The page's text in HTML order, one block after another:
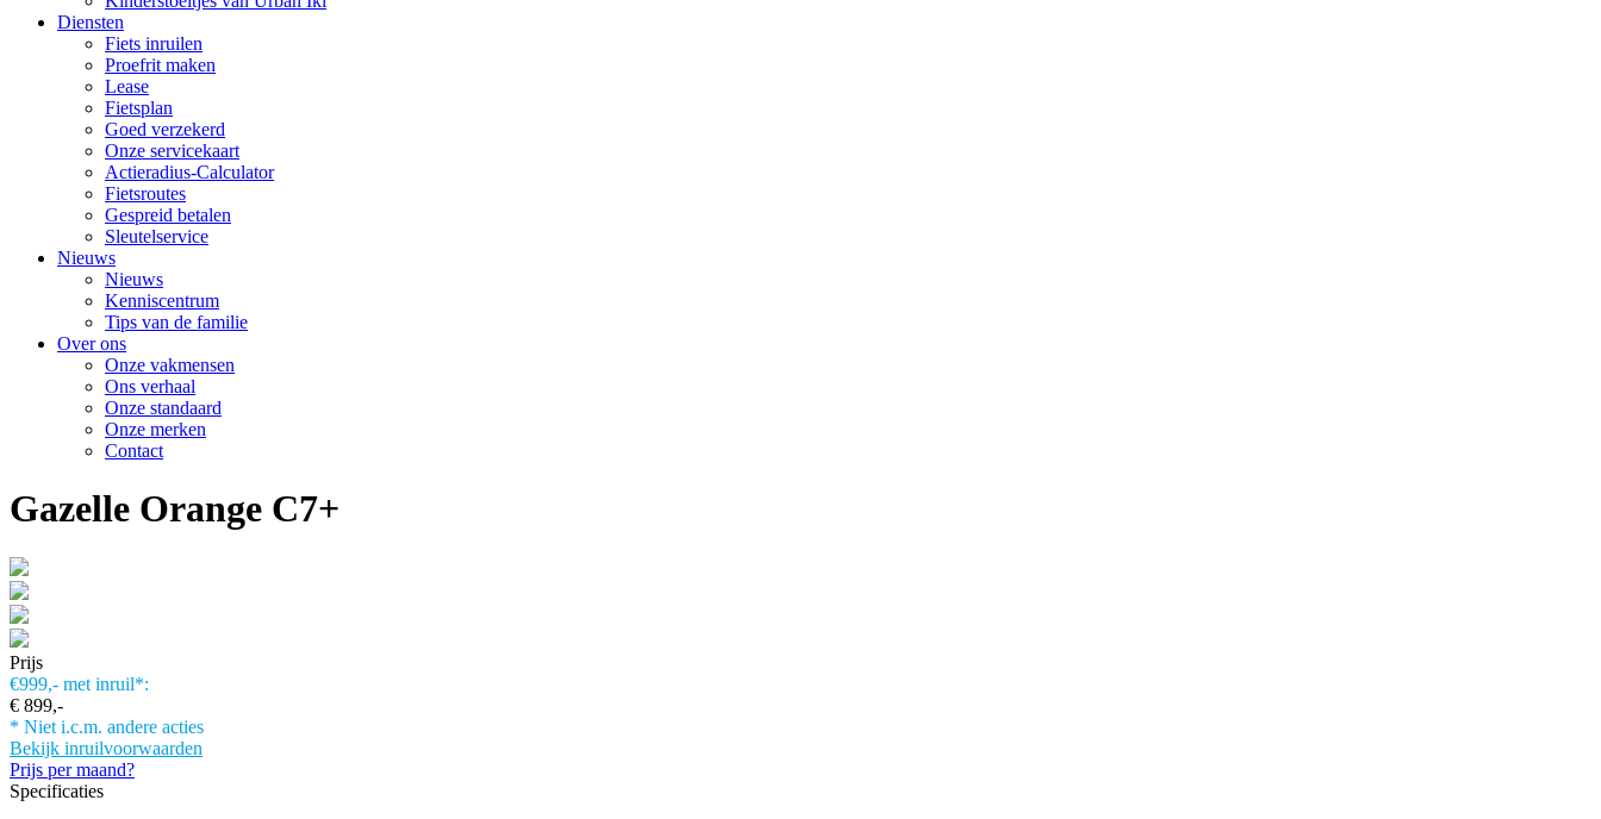
Diensten
Fiets inruilen
Proefrit maken
Lease
Fietsplan
Goed verzekerd
Onze servicekaart
Actieradius-Calculator
Fietsroutes
Gespreid betalen
Sleutelservice
Nieuws
Nieuws
Kenniscentrum
Tips van de familie
Over ons
Onze vakmensen
Ons verhaal
Onze standaard
Onze merken
Contact
Gazelle Orange C7+
Prijs
€999,- met inruil*:
€ 899,-
* Niet i.c.m. andere acties
Bekijk inruilvoorwaarden
Prijs per maand?
Specificaties